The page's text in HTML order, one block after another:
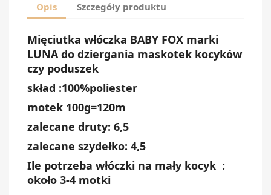
Opis Szczegóły produktu
Mięciutka włóczka BABY FOX marki
LUNA do dziergania maskotek kocyków
czy poduszek
skład :100%poliester
motek 100g=120m
zalecane druty: 6,5
zalecane szydełko: 4,5
Ile potrzeba włóczki na mały kocyk :
około 3-4 motki